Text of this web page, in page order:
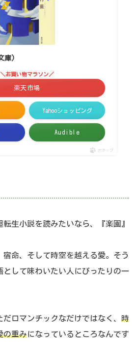
庫)
＼お買い物マラソン／
楽天市場
Yahooショッピング
Audible
ポチップ
生小説を読みたいなら、『楽園』
命、そして時空を越える愛。そう
として味わいたい人にぴったりの一
ロマンチックなだけではなく、 時
の重みになっているところなんです